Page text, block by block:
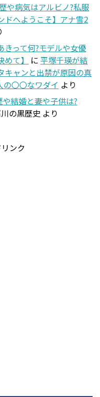
や病気はアルビノ?私服
ドへようこそ】アナ雪2
って何?モデルや女優
て】
に 平塚千瑛が結
キャンと出禁が原因の真
〇〇なワダイ より
結婚と妻や子供は?
の黒歴史 より
ンク